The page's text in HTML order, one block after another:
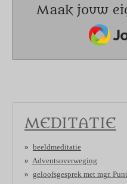
Maak jouw
MEDITATIE
beeldmeditatie
Adventsoverweging
geloofsgesprek met mgr.